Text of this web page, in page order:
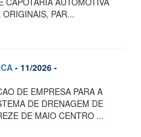
PAR...
- 11/2026 -
DE EMPRESA PARA A
DE DRENAGEM DE
DE MAIO CENTRO ...